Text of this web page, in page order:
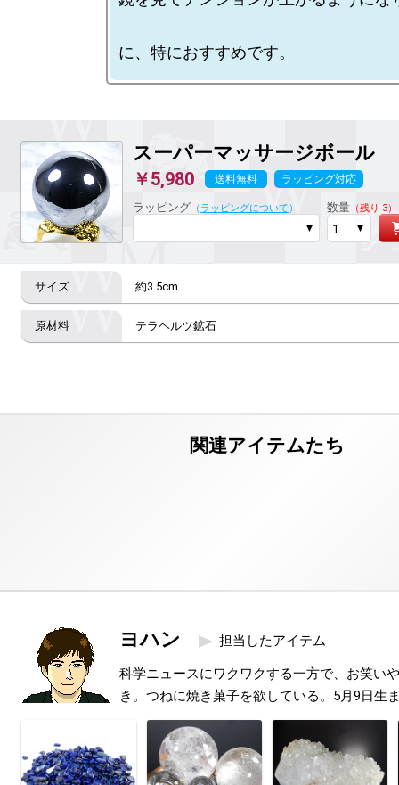
スーパーマッサージボール
￥5,980 送料無料 ラッピング対応
ラッピング （ ラッピングについて ） 数量（残り 3）
約3.5cm
テラヘルツ鉱石
ヨハン 担当したアイテム
科学ニュースにワクワクする一方で、お笑い
き。つねに焼き菓子を欲している。5月9日生